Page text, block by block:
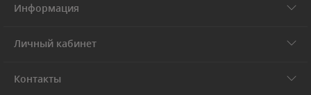
Информация
Личный кабинет
Контакты